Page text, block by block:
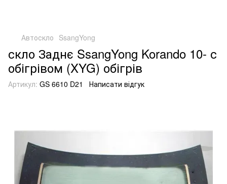
Автоскло SsangYong
скло Заднє SsangYong Korando 10- с
обігрівом (XYG) обігрів
Артикул: GS 6610 D21 Написати відгук